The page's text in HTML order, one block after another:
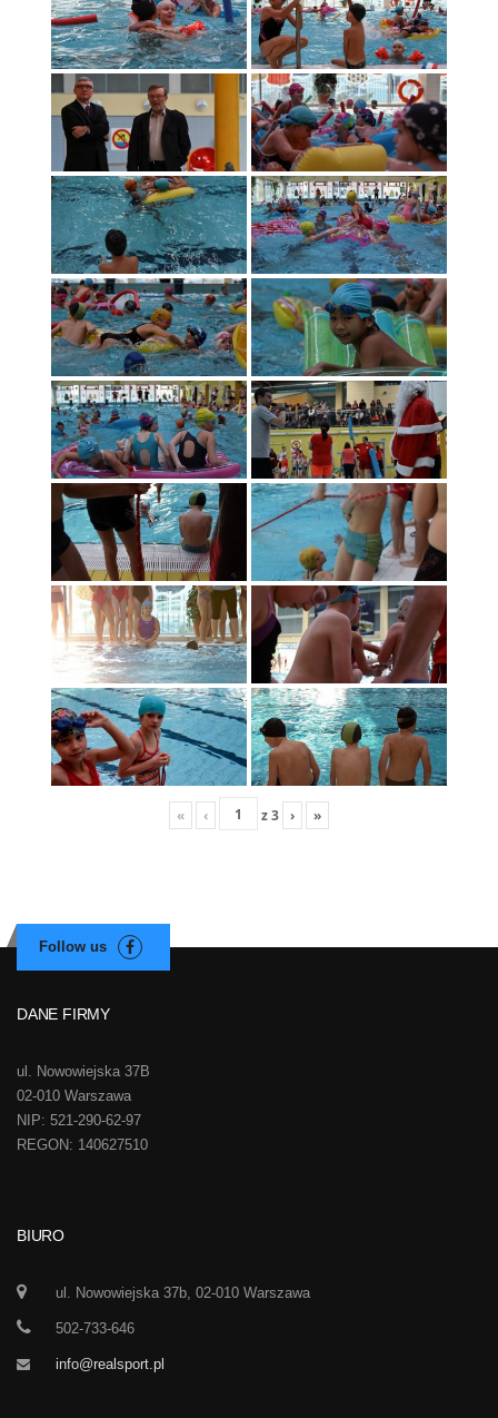
« ‹ z3 › »
DANE FIRMY
ul. Nowowiejska 37B
02-010 Warszawa
NIP: 521-290-62-97
REGON: 140627510
BIURO
ul. Nowowiejska 37b, 02-010 Warszawa
502-733-646
info@realsport.pl